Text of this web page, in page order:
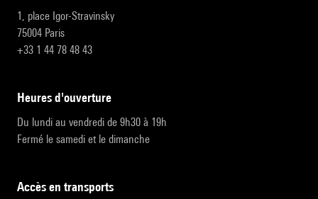
1, place Igor-Stravinsky
75004 Paris
+33 1 44 78 48 43
heures d'ouverture
Du lundi au vendredi de 9h30 à 19h
Fermé le samedi et le dimanche
accès en transports